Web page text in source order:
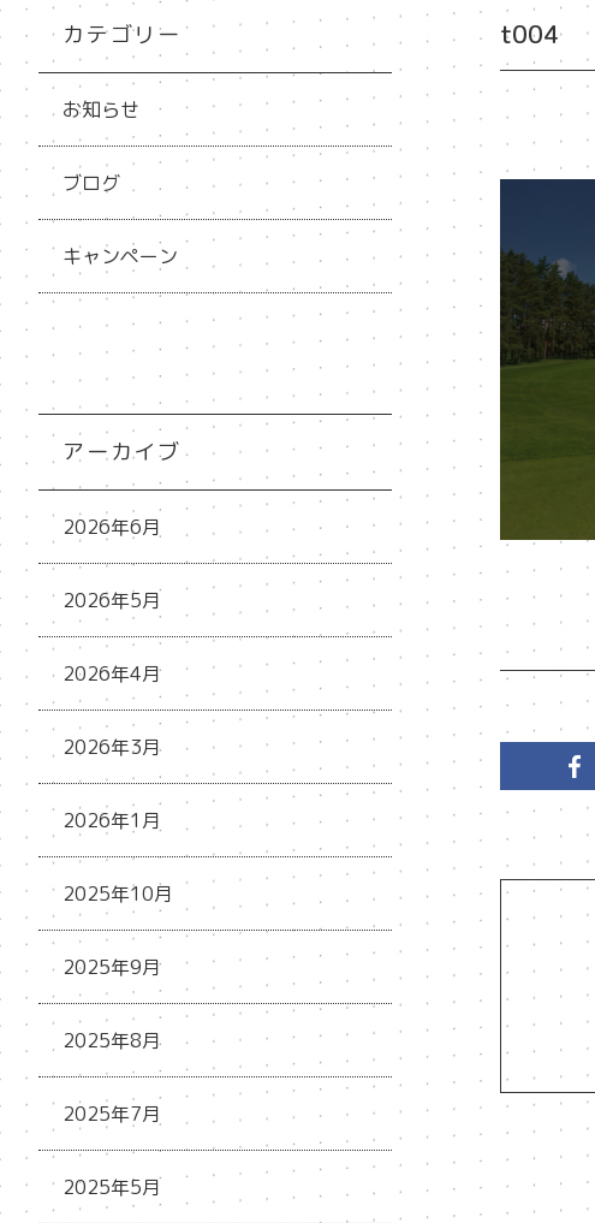
カテゴリー
お知らせ
ブログ
キャンペーン
アーカイブ
2026年6月
2026年5月
2026年4月
2026年3月
2026年1月
2025年10月
2025年9月
2025年8月
2025年7月
2025年5月
t004